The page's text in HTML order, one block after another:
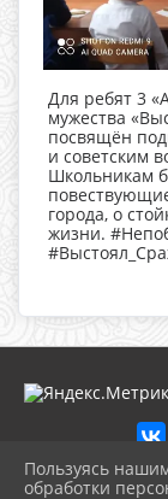
Для ребят 3
мужества
посвящён
и советским
Школьникам
города, о
жизни.
Пользуясь
обработки